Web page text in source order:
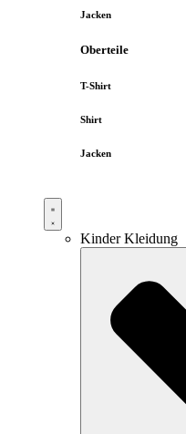
Jacken
Oberteile
T-Shirt
Shirt
Jacken
Kinder Kleidung